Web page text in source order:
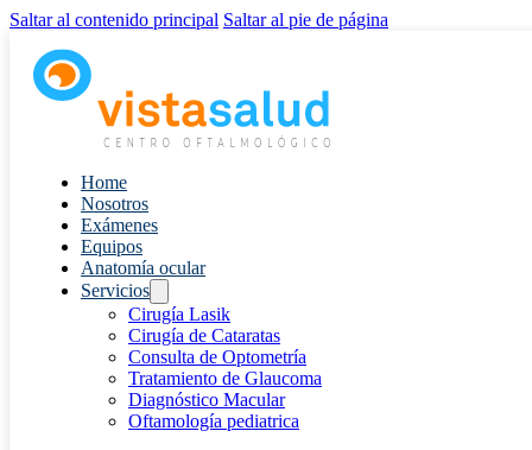
Saltar al contenido principal Saltar al pie de página
Home
Nosotros
Exámenes
Equipos
Anatomía ocular
Servicios
Cirugía Lasik
Cirugía de Cataratas
Consulta de Optometría
Tratamiento de Glaucoma
Diagnóstico Macular
Oftamología pediatrica